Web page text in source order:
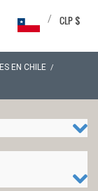
CLP $
/
EN CHILE